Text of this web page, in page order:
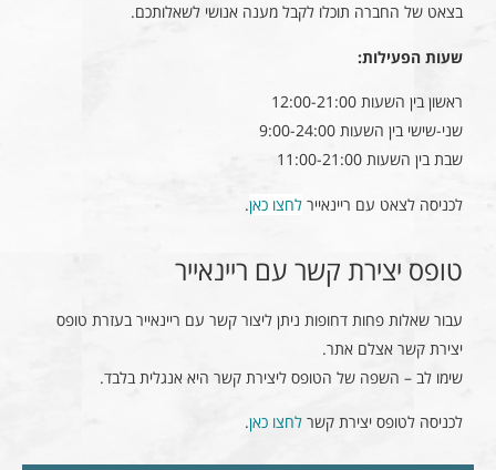
בצאט של החברה תוכלו לקבל מענה אנושי לשאלותכם.
שעות הפעילות:
ראשון בין השעות 12:00-21:00
שני-שישי בין השעות 9:00-24:00
שבת בין השעות 11:00-21:00
לכניסה לצאט עם ריינאייר לחצו כאן.
טופס יצירת קשר עם ריינאייר
עבור שאלות פחות דחופות ניתן ליצור קשר עם ריינאייר בעזרת טופס
יצירת קשר אצלם אתר.
שימו לב – השפה של הטופס ליצירת קשר היא אנגלית בלבד.
לכניסה לטופס יצירת קשר לחצו כאן.